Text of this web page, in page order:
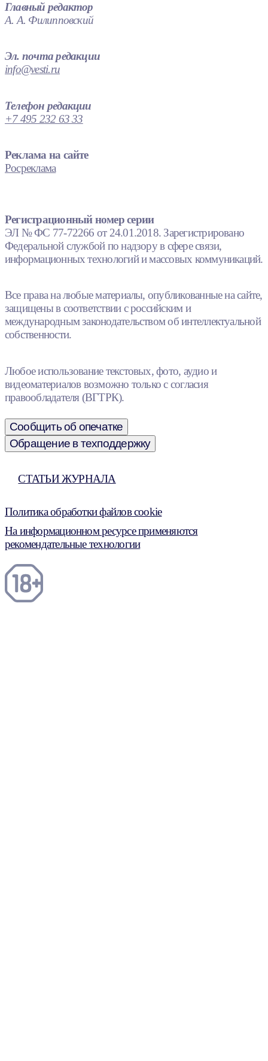
Главный редактор
А. А. Филипповский
Эл. почта редакции
info@vesti.ru
Телефон редакции
+7 495 232 63 33
Реклама на сайте
Росреклама
Регистрационный номер серии
ЭЛ № ФС 77-72266 от 24.01.2018. Зарегистрировано
Федеральной службой по надзору в сфере связи,
информационных технологий и массовых коммуникаций.
Все права на любые материалы, опубликованные на сайте,
защищены в соответствии с российским и
международным законодательством об интеллектуальной
собственности.
Любое использование текстовых, фото, аудио и
видеоматериалов возможно только с согласия
правообладателя (ВГТРК).
Сообщить об опечатке
Обращение в техподдержку
СТАТЬИ ЖУРНАЛА
Политика обработки файлов cookie
На информационном ресурсе применяются
рекомендательные технологии